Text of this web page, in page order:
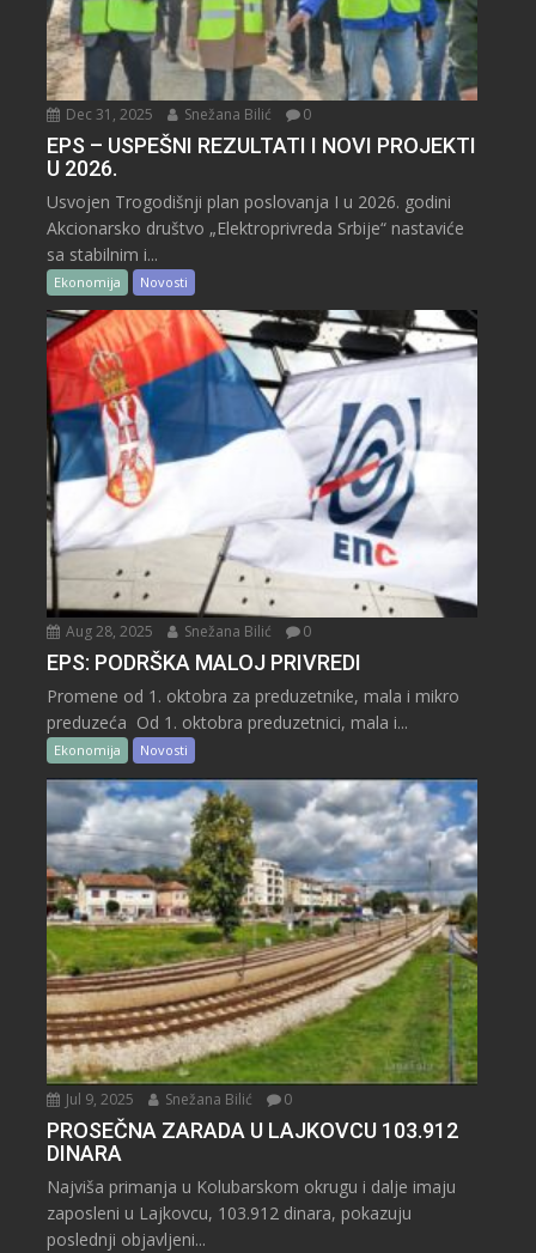
Dec 31, 2025 Snežana Bilić 0
EPS – USPEŠNI REZULTATI I NOVI PROJEKTI
U 2026.
Usvojen Trogodišnji plan poslovanja I u 2026. godini
Akcionarsko društvo „Elektroprivreda Srbije“ nastaviće
sa stabilnim i...
Ekonomija Novosti
Aug 28, 2025 Snežana Bilić 0
EPS: PODRŠKA MALOJ PRIVREDI
Promene od 1. oktobra za preduzetnike, mala i mikro
preduzeća Od 1. oktobra preduzetnici, mala i...
Ekonomija Novosti
Jul 9, 2025 Snežana Bilić 0
PROSEČNA ZARADA U LAJKOVCU 103.912
DINARA
Najviša primanja u Kolubarskom okrugu i dalje imaju
zaposleni u Lajkovcu, 103.912 dinara, pokazuju
poslednji objavljeni...